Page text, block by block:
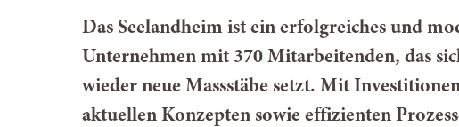
Das Seelandheim ist ein erfolgreiches und
Unternehmen mit 370 Mitarbeitenden, das
wieder neue Massstäbe setzt. Mit
aktuellen Konzepten sowie effizienten